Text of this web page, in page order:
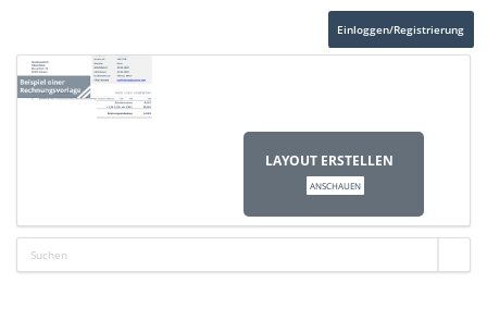
Einloggen/Registrierung
LAYOUT ERSTELLEN
ANSCHAUEN